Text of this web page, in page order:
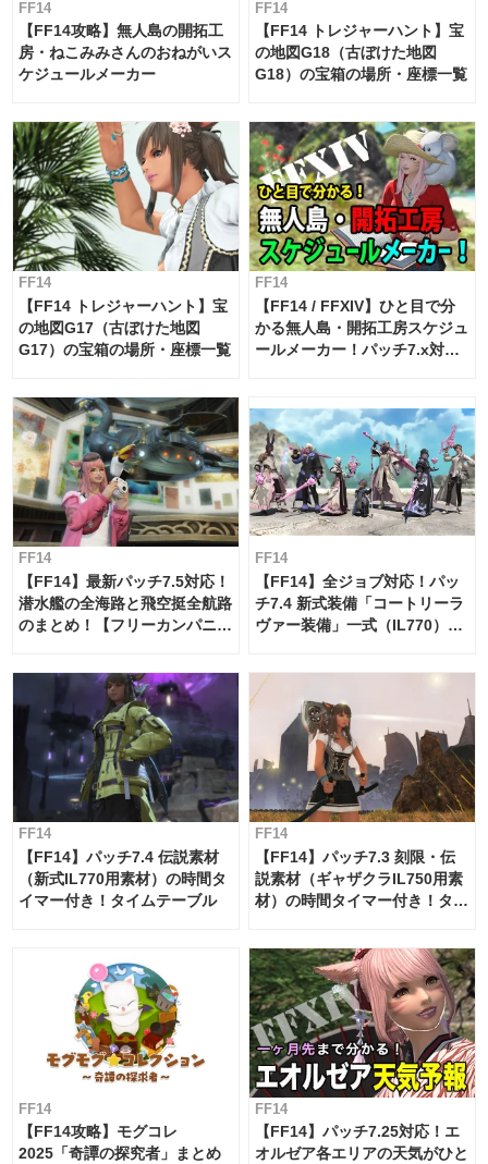
FF14
【FF14攻略】無人島の開拓工
房・ねこみみさんのおねがいス
ケジュールメーカー
FF14
【FF14 トレジャーハント】宝
の地図G18（古ぼけた地図
G18）の宝箱の場所・座標一覧
FF14
【FF14 トレジャーハント】宝
の地図G17（古ぼけた地図
G17）の宝箱の場所・座標一覧
FF14
【FF14 / FFXIV】ひと目で分
かる無人島・開拓工房スケジュ
ールメーカー！パッチ7.x対応
FF14
【FF14】最新パッチ7.5対応！
潜水艦の全海路と飛空挺全航路
のまとめ！【フリーカンパニ
FF14
【FF14】全ジョブ対応！パッ
チ7.4 新式装備「コートリーラ
ヴァー装備」一式（IL770）の
FF14
【FF14】パッチ7.4 伝説素材
（新式IL770用素材）の時間タ
イマー付き！タイムテーブル
FF14
【FF14】パッチ7.3 刻限・伝
説素材（ギャザクラIL750用素
材）の時間タイマー付き！タイ
FF14
【FF14攻略】モグコレ
2025「奇譚の探究者」まとめ
FF14
【FF14】パッチ7.25対応！エ
オルゼア各エリアの天気がひと